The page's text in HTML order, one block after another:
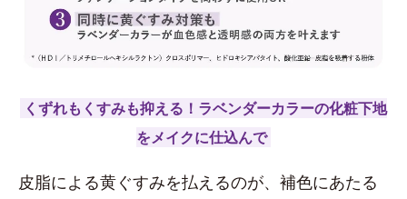
くずれもくすみも抑える！ラベンダーカラーの化粧下地
をメイクに仕込んで
皮脂による黄ぐすみを払えるのが、補色にあたる